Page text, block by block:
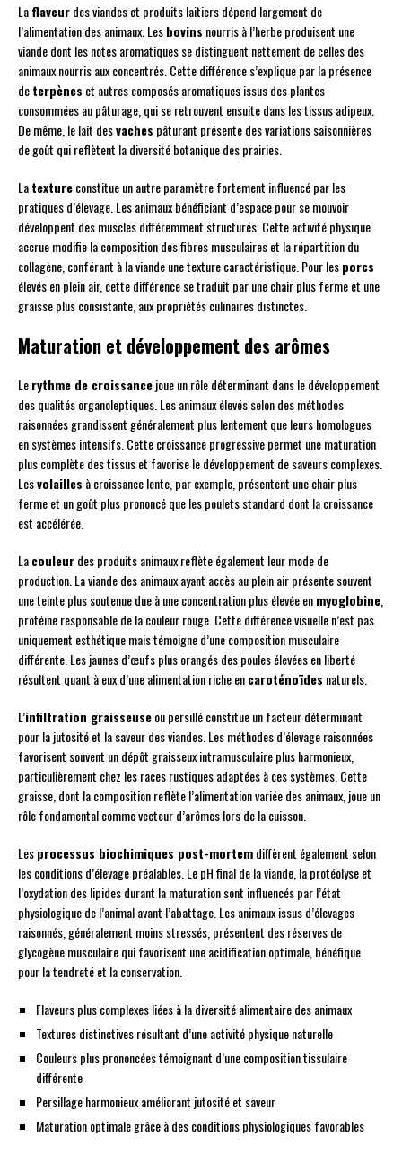
Laflaveurdes viandes et produits laitiers dépend largement de
l’alimentation des animaux. Lesbovins nourris à l’herbe produisent une
viande dont les notes aromatiques se distinguent nettement de celles des
animaux nourris aux concentrés. Cette différence s’explique par la présence
deterpènes et autres composés aromatiques issus des plantes
consommées au pâturage, qui se retrouvent ensuite dans les tissus adipeux.
De même, le lait desvaches pâturant présente des variations saisonnières
de goût qui reflètent la diversité botanique des prairies.
Latextureconstitue un autre paramètre fortement influencé par les
pratiques d’élevage. Les animaux bénéficiant d’espace pour se mouvoir
développent des muscles différemment structurés. Cette activité physique
accrue modifie la composition des fibres musculaires et la répartition du
collagène, conférant à la viande une texture caractéristique. Pour lesporcs
élevés en plein air, cette différence se traduit par une chair plus ferme et une
graisse plus consistante, aux propriétés culinaires distinctes.
Maturation et développement des arômes
Lerythme de croissancejoue un rôle déterminant dans le développement
des qualités organoleptiques. Les animaux élevés selon des méthodes
raisonnées grandissent généralement plus lentement que leurs homologues
en systèmes intensifs. Cette croissance progressive permet une maturation
plus complète des tissus et favorise le développement de saveurs complexes.
Lesvolailles à croissance lente, par exemple, présentent une chair plus
ferme et un goût plus prononcé que les poulets standard dont la croissance
est accélérée.
Lacouleurdes produits animaux reflète également leur mode de
production. La viande des animaux ayant accès au plein air présente souvent
une teinte plus soutenue due à une concentration plus élevée enmyoglobine
protéine responsable de la couleur rouge. Cette différence visuelle n’est pas
uniquement esthétique mais témoigne d’une composition musculaire
différente. Les jaunes d’œufs plus orangés des poules élevées en liberté
résultent quant à eux d’une alimentation riche encaroténoïdes naturels.
L’infiltration graisseuseou persillé constitue un facteur déterminant
pour la jutosité et la saveur des viandes. Les méthodes d’élevage raisonnées
favorisent souvent un dépôt graisseux intramusculaire plus harmonieux,
particulièrement chez les races rustiques adaptées à ces systèmes. Cette
graisse, dont la composition reflète l’alimentation variée des animaux, joue un
rôle fondamental comme vecteur d’arômes lors de la cuisson.
Lesprocessus biochimiques post-mortemdiffèrent également selon
les conditions d’élevage préalables. Le pH final de la viande, la protéolyse et
l’oxydation des lipides durant la maturation sont influencés par l’état
physiologique de l’animal avant l’abattage. Les animaux issus d’élevages
raisonnés, généralement moins stressés, présentent des réserves de
glycogène musculaire qui favorisent une acidification optimale, bénéfique
pour la tendreté et la conservation.
Flaveurs plus complexes liées à la diversité alimentaire des animaux
Textures distinctives résultant d’une activité physique naturelle
Couleurs plus prononcées témoignant d’une composition tissulaire
différente
Persillage harmonieux améliorant jutosité et saveur
Maturation optimale grâce à des conditions physiologiques favorables